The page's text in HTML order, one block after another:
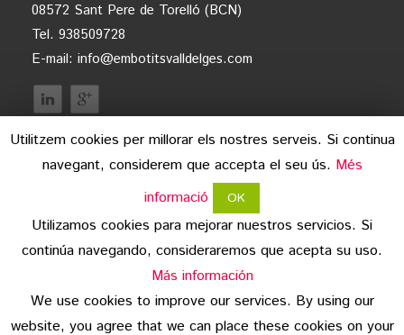
08572 Sant Pere de Torelló (BCN)
Tel. 938509728
E-mail: info@embotitsvalldelges.com
protecció de dades
Utilitzem cookies per millorar els nostres serveis. Si continua
navegant, considerem que accepta el seu ús. Més
informació
OK
Utilizamos cookies para mejorar nuestros servicios. Si
continúa navegando, consideraremos que acepta su uso.
Más información
We use cookies to improve our services. By using our
website, you agree that we can place these cookies on your